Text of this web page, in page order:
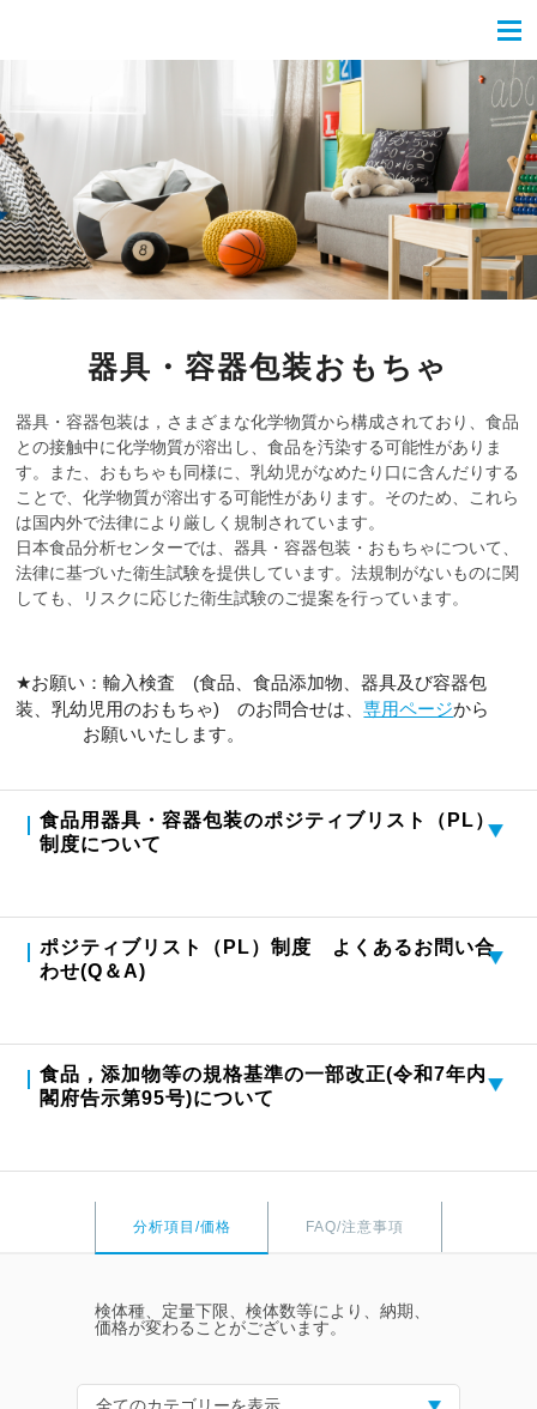
器具・容器包装おもちゃ
器具・容器包装は，さまざまな化学物質から構成されており、食品
との接触中に化学物質が溶出し、食品を汚染する可能性がありま
す。また、おもちゃも同様に、乳幼児がなめたり口に含んだりする
ことで、化学物質が溶出する可能性があります。そのため、これら
は国内外で法律により厳しく規制されています。
日本食品分析センターでは、器具・容器包装・おもちゃについて、
法律に基づいた衛生試験を提供しています。法規制がないものに関
しても、リスクに応じた衛生試験のご提案を行っています。
★お願い：輸入検査 (食品、食品添加物、器具及び容器包
装、乳幼児用のおもちゃ) のお問合せは、専用ページから
お願いいたします。
食品用器具・容器包装のポジティブリスト（PL）
制度について
ポジティブリスト（PL）制度 よくあるお問い合
わせ(Q＆A)
食品，添加物等の規格基準の一部改正(令和7年内
閣府告示第95号)について
分析項目/価格 FAQ/注意事項
検体種、定量下限、検体数等により、納期、
価格が変わることがございます。